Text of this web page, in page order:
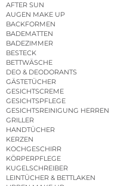
AFTER SUN
AUGEN MAKE UP
BACKFORMEN
BADEMATTEN
BADEZIMMER
BESTECK
BETTWÄSCHE
DEO & DEODORANTS
GÄSTETÜCHER
GESICHTSCREME
GESICHTSPFLEGE
GESICHTSREINIGUNG HERREN
GRILLER
HANDTÜCHER
KERZEN
KOCHGESCHIRR
KÖRPERPFLEGE
KUGELSCHREIBER
LEINTÜCHER & BETTLAKEN